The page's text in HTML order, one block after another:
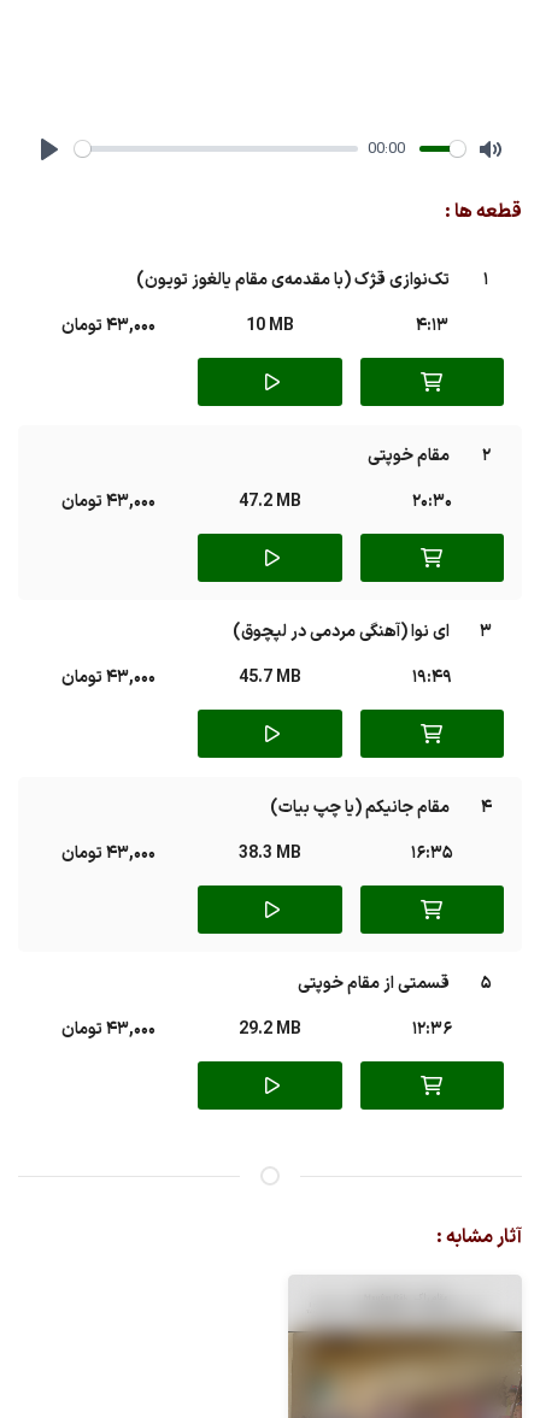
00:00
قطعه ها :
1
تک‌نوازی قژک (با مقدمه‌ی مقام یالغوز تویون)
4:13
10 MB 43,000 تومان
2
مقام خوپتی
20:30
47.2 MB 43,000 تومان
3
ای نوا (آهنگی مردمی در لپچوق)
19:49
45.7 MB 43,000 تومان
4
مقام جانیکم (یا چپ بیات)
16:35
38.3 MB 43,000 تومان
5
قسمتی از مقام خوپتی
12:36
29.2 MB 43,000 تومان
آثار مشابه :